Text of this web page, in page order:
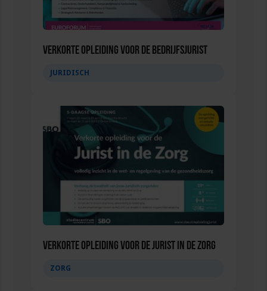
Verkorte opleiding voor de Bedrijfsjurist
JURIDISCH
Verkorte opleiding voor de Jurist in de Zorg
ZORG